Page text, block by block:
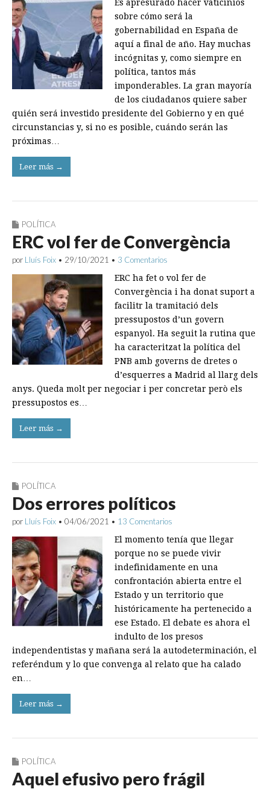
Es apresurado hacer vaticinios
sobre cómo será la
gobernabilidad en España de
aquí a final de año. Hay muchas
incógnitas y, como siempre en
política, tantos más
imponderables. La gran mayoría
de los ciudadanos quiere saber
quién será investido presidente del Gobierno y en qué
circunstancias y, si no es posible, cuándo serán las
próximas…
Leer más →
POLÍTICA
ERC vol fer de Convergència
por Lluís Foix • 29/10/2021 • 3 Comentarios
ERC ha fet o vol fer de
Convergència i ha donat suport a
facilitr la tramitació dels
pressupostos d’un govern
espanyol. Ha seguit la rutina que
ha caracteritzat la política del
PNB amb governs de dretes o
d’esquerres a Madrid al llarg dels
anys. Queda molt per negociar i per concretar però els
pressupostos es…
Leer más →
POLÍTICA
Dos errores políticos
por Lluís Foix • 04/06/2021 • 13 Comentarios
El momento tenía que llegar
porque no se puede ­vivir
indefinidamente en una
confrontación abierta entre el
Estado y un territorio que
históricamente ha pertenecido a
ese Estado. El debate es ahora el
indulto de los presos
independentistas y mañana será la autodeterminación, el
referéndum y lo que convenga al relato que ha calado
en…
Leer más →
POLÍTICA
Aquel efusivo pero frágil